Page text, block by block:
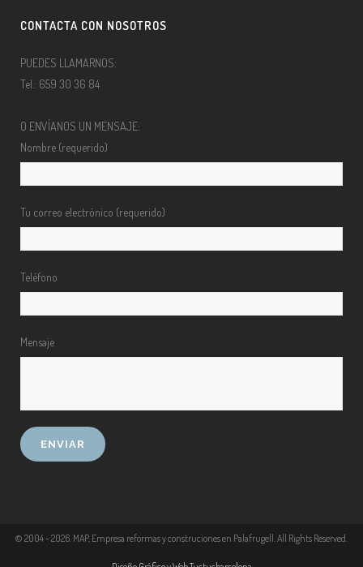
CONTACTA CON NOSOTROS
PUEDES LLAMARNOS:
Tel.: 659 30 36 84
O ENVÍANOS UN MENSAJE:
Nombre (requerido)
Tu correo electrónico (requerido)
Teléfono
Mensaje
© 2004 - 2026. MAP, Empresa reformas y construciones en Palafrugell. All Rights Reserved.